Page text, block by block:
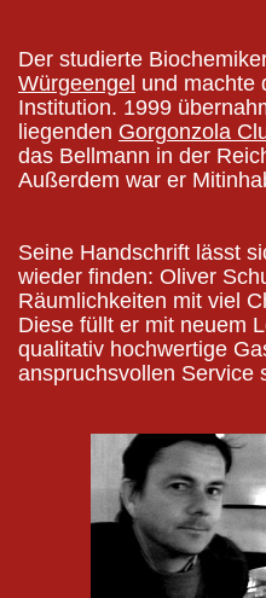
Der studierte
Würgeengel und machte
Institution. 1999
liegenden Gorgonzola
das Bellmann in der
Außerdem war er
Seine Handschrift lässt
wieder finden: Oliver
Räumlichkeiten mit viel
Diese füllt er mit neuem
qualitativ hochwertige
anspruchsvollen Service